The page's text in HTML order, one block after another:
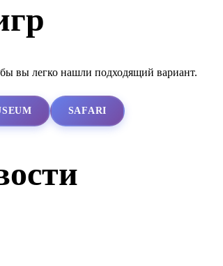
вы легко нашли подходящий вариант.
SAFARI